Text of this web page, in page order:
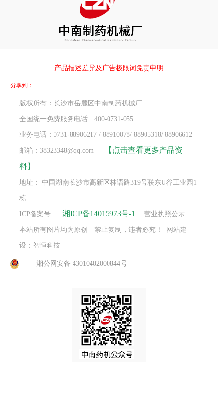
产品描述差异及广告极限词免责申明
分享到：
版权所有：长沙市岳麓区中南制药机械厂
全国统一免费服务电话：400-0731-055
业务电话：0731-88906217 / 88910078/ 88905318/ 88906612
邮箱：38323348@qq.com
【点击查看更多产品资
料】
地址： 中国湖南长沙市高新区林语路319号联东U谷工业园1
栋
ICP备案号： 湘ICP备14015973号-1 营业执照公示
本站所有图片均为原创，禁止复制，违者必究！ 网站建
设：智恒科技
湘公网安备 43010402000844号